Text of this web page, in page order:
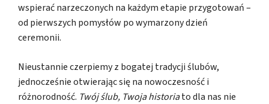
wspierać narzeczonych na każdym etapie przygotowań –
od pierwszych pomysłów po wymarzony dzień
ceremonii.
Nieustannie czerpiemy z bogatej tradycji ślubów,
jednocześnie otwierając się na nowoczesność i
różnorodność. Twój ślub, Twoja historiato dla nas nie